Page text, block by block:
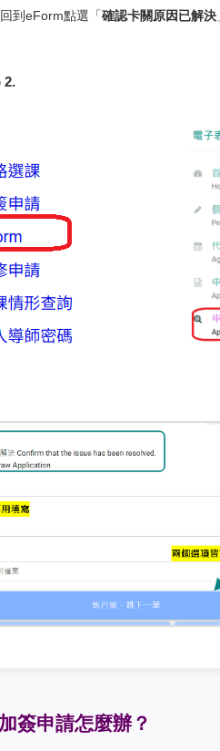
到eForm點選「確認卡關原因已解決
2.
簽申請怎麼辦？